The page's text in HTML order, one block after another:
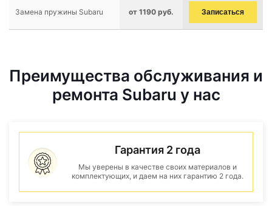
Замена пружины Subaru от 1190 руб. Записаться
Преимущества обслуживания и
ремонта Subaru у нас
Гарантия 2 года
Мы уверены в качестве своих материалов и
комплектующих, и даем на них гарантию 2 года.